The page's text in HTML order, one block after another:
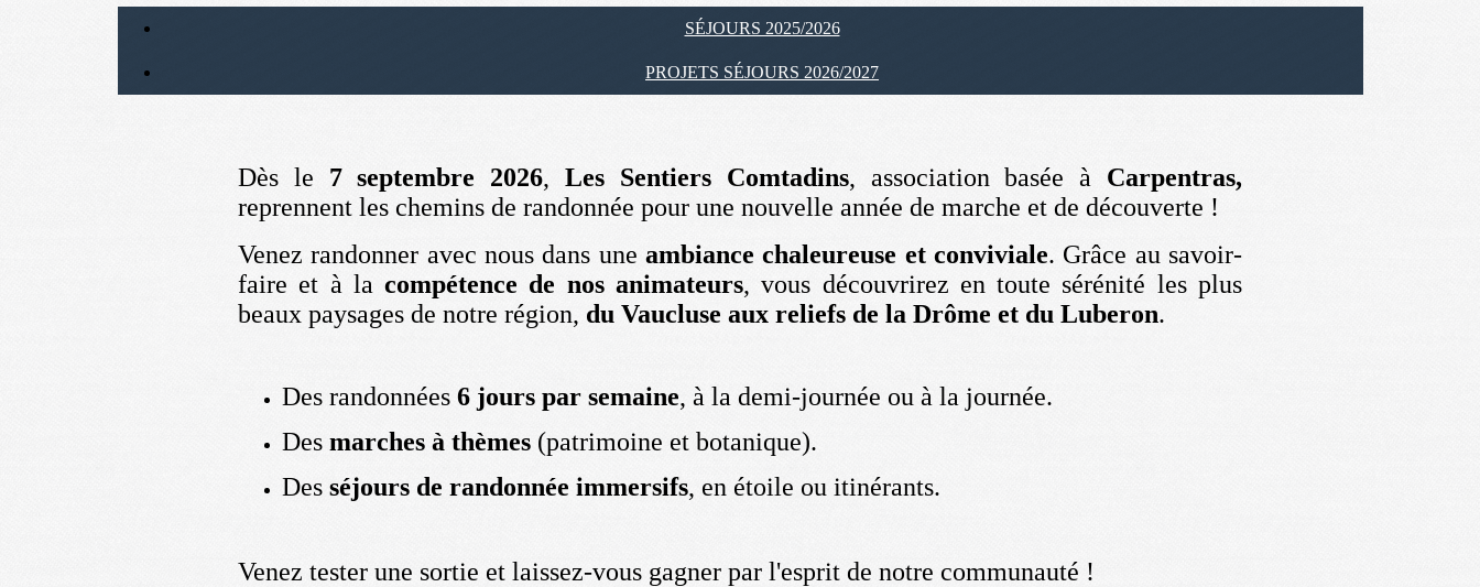
SÉJOURS 2025/2026
PROJETS SÉJOURS 2026/2027
Dès le 7 septembre 2026,Les Sentiers Comtadins, association basée à Carpentras,
reprennent les chemins de randonnée pour une nouvelle année de marche et de découverte !
Venez randonner avec nous dans une ambiance chaleureuse et conviviale. Grâce au savoir-
faire et à lacompétence de nos animateurs, vous découvrirez en toute sérénité les plus
beaux paysages de notre région, du Vaucluse aux reliefs de la Drôme et du Luberon.
Des randonnées 6 jours par semaine, à la demi-journée ou à la journée.
Des marches à thèmes (patrimoine et botanique).
Des séjours de randonnée immersifs, en étoile ou itinérants.
Venez tester une sortie et laissez-vous gagner par l'esprit de notre communauté !